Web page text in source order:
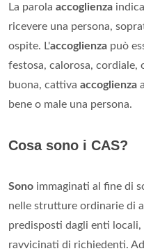
La parola accoglienza
ricevere una persona,
ospite. L'accoglienza può
festosa, calorosa, cordiale,
buona, cattiva accoglienza
bene o male una persona.
Cosa sono i CAS?
Sono immaginati al fine di
nelle strutture ordinarie di
predisposti dagli enti
ravvicinati di richiedenti.